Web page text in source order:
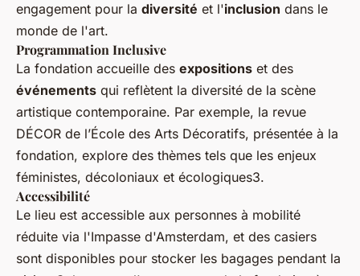
engagement pour la diversité et l'inclusion dans le
monde de l'art.
Programmation Inclusive
La fondation accueille des expositions et des
événements qui reflètent la diversité de la scène
artistique contemporaine. Par exemple, la revue
DÉCOR de l’École des Arts Décoratifs, présentée à la
fondation, explore des thèmes tels que les enjeux
féministes, décoloniaux et écologiques3.
Accessibilité
Le lieu est accessible aux personnes à mobilité
réduite via l'Impasse d'Amsterdam, et des casiers
sont disponibles pour stocker les bagages pendant la